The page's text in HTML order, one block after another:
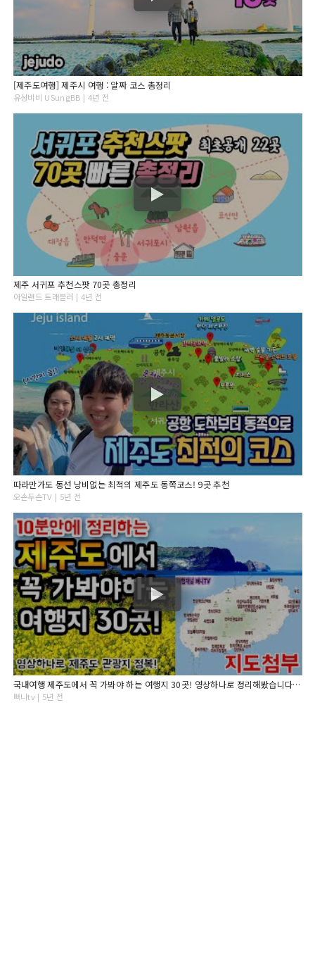
[제주도여행] 제주시 여행 : 알짜 코스 총정리
유성비비 USungBB | 4년 전
제주 서귀포 추천스팟 70곳 총정리
아일랜드 트래블러 | 4년 전
따라만가도 동선 낭비없는 최적의 제주도 동쪽코스! 9곳 추천
오손두손TV | 5년 전
국내여행 제주도에서 꼭 가봐야 하는 여행지 30곳! 영상하나로 정리해봤습니다 Jeju Island
뻐니tv | 5년 전